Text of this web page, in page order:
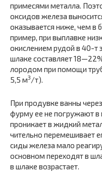
примесями металла.
оксидов железа
оказывается ниже, чем в
пример, при выплавке
окислением рудой в 40-т
шлаке составляет
лородом при помощи
5,5 м3/т).
При продувке ванны
фурму ее не погружают в
проникает в жидкий
чительно перемешивает
сиды железа мало
основном переходят в
в шлаке возрастает.